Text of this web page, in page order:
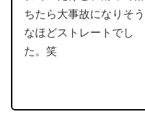
ちたら大事故になりそう
なほどストレートでし
た。笑